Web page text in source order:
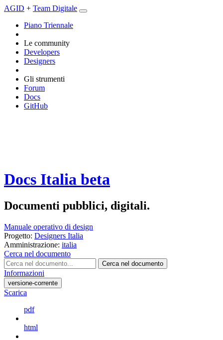
AGID + Team Digitale
Piano Triennale
Le community
Developers
Designers
Gli strumenti
Forum
Docs
GitHub
Docs Italia beta
Documenti pubblici, digitali.
Manuale operativo di design
Progetto: Designers Italia
Amministrazione: italia
Cerca nel documento
Cerca nel documento
Informazioni
versione-corrente
Scarica
pdf
html